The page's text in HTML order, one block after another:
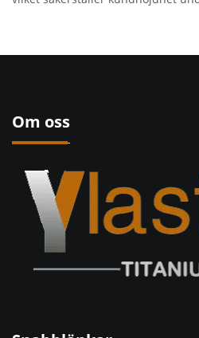
Om oss